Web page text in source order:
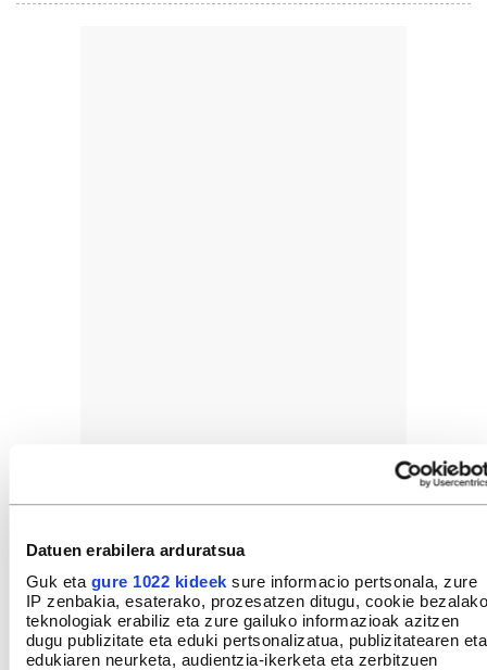
Datuen erabilera arduratsua
Guk eta gure 1022 kideek sure informacio pertsonala, zure
IP zenbakia, esaterako, prozesatzen ditugu, cookie bezalako
teknologiak erabiliz eta zure gailuko informazioak azitzen
dugu publizitate eta eduki pertsonalizatua, publizitatearen eta
edukiaren neurketa, audientzia-ikerketa eta zerbitzuen